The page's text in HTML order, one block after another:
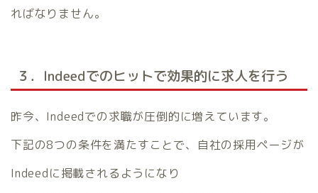
ればなりません。
３．Indeedでのヒットで効果的に求人を行う
昨今、Indeedでの求職が圧倒的に増えています。
下記の8つの条件を満たすことで、自社の採用ページが
Indeedに掲載されるようになり